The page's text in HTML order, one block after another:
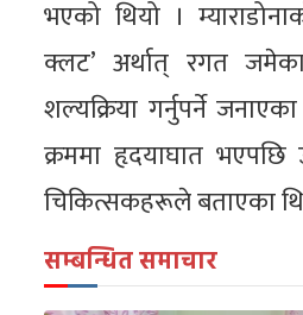
भएको थियो ।
क्लट’ अर्थात् रगत
शल्यक्रिया गर्नुपर्ने
क्रममा हृदयाघात
चिकित्सकहरूले बताएका
सम्बन्धित समाचार